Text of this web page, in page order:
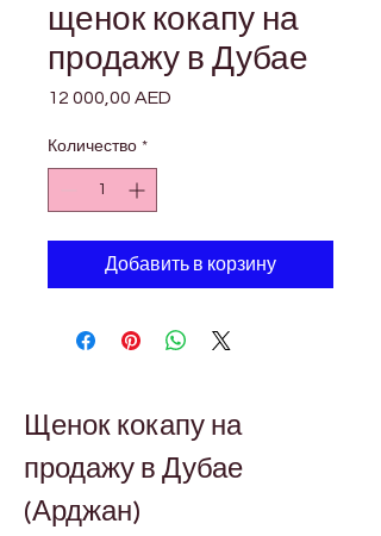
щенок кокапу на
продажу в Дубае
12 000,00 AED
Количество *
Добавить в корзину
Щенок кокапу на
продажу в Дубае
(Арджан)